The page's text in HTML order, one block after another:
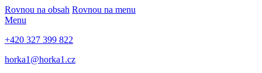
Rovnou na obsah Rovnou na menu
Menu
+420 327 399 822
horka1@horka1.cz